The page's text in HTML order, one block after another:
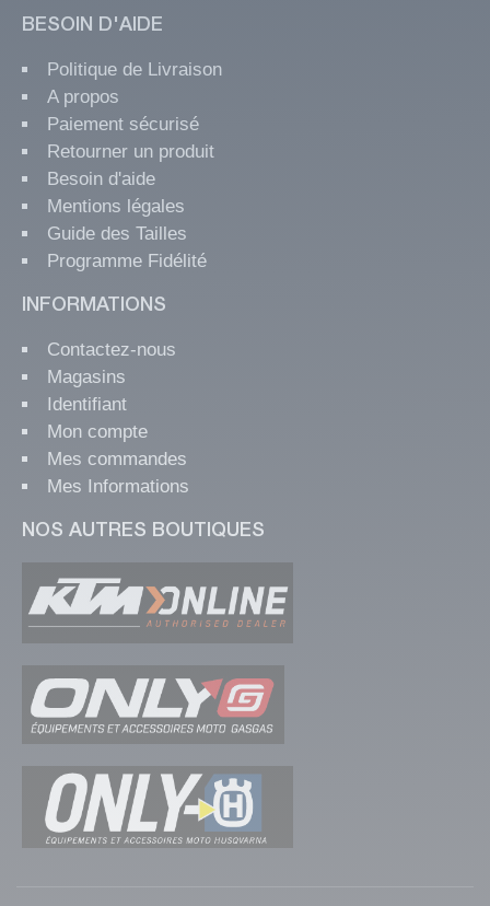
BESOIN D'AIDE
Politique de Livraison
A propos
Paiement sécurisé
Retourner un produit
Besoin d'aide
Mentions légales
Guide des Tailles
Programme Fidélité
INFORMATIONS
Contactez-nous
Magasins
Identifiant
Mon compte
Mes commandes
Mes Informations
NOS AUTRES BOUTIQUES